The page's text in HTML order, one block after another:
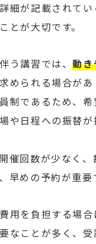
細が記載されて
とが大切です。
う講習では、動
められる場合があ
制であるため、
や日程への振替
催回数が少なく
早めの予約が重要
用を負担する場
なことが多く、